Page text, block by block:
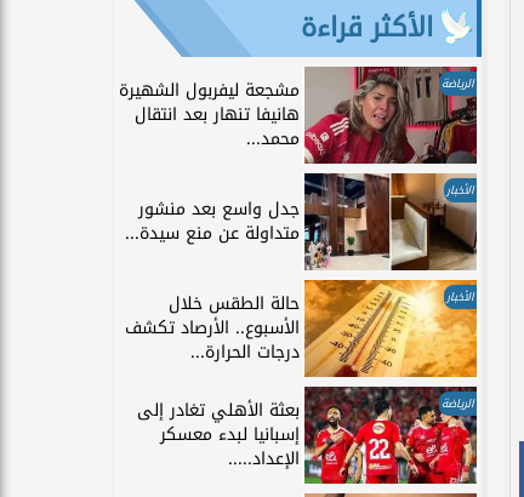
الأكثر قراءة
الرياضة مشجعة ليفربول الشهيرة
هانيفا تنهار بعد انتقال
محمد...
الأخبار
جدل واسع بعد منشور
متداولة عن منع سيدة...
الأخبار حالة الطقس خلال
الأسبوع.. الأرصاد تكشف
درجات الحرارة...
الرياضة بعثة الأهلي تغادر إلى
إسبانيا لبدء معسكر
الإعداد.....